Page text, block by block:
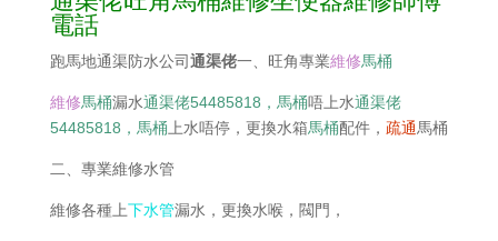
電話
跑馬地通渠防水公司通渠佬一、旺角專業維修馬桶
維修馬桶漏水通渠佬54485818， 馬桶唔上水通渠佬
54485818， 馬桶 上水唔停，更換水箱馬桶配件， 疏通馬桶
二、專業維修水管
維修各種上下水管漏水，更換水喉，閥門，